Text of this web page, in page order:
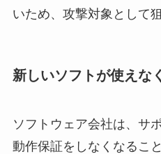
いため、攻撃対象として
新しいソフトが使えな
ソフトウェア会社は、サ
動作保証をしなくなるこ